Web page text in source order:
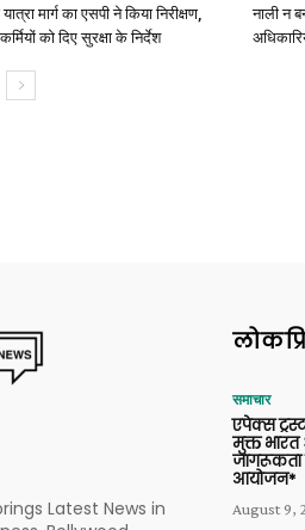
मार्ग का एसपी ने किया निरीक्षण,
को दिए सुरक्षा के निर्देश
नाली न
Latest News in
समाचार
एपेक्स
मुक्त
जागरूकता
आयोजन*
August 9,